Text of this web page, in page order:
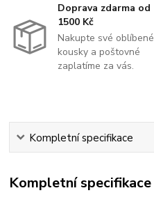
Doprava zdarma od
1500 Kč
Nakupte své oblíbené
kousky a poštovné
zaplatíme za vás.
Kompletní specifikace
Kompletní specifikace